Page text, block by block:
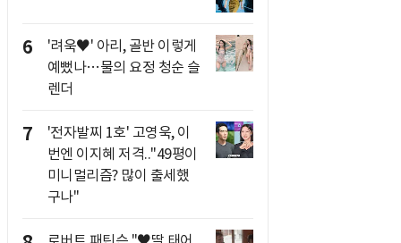
6
'려욱♥' 아리, 골반 이렇게
예뻤나…물의 요정 청순 슬
렌더
7
'전자발찌 1호' 고영욱, 이
번엔 이지혜 저격.."49평이
미니멀리즘? 많이 출세했
구나"